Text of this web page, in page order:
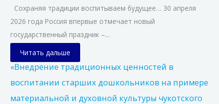
Сохраняя традиции воспитываем будущее… 30 апреля
2026 года Россия впервые отмечает новый
государственный праздник –...
Читать дальше
«Внедрение традиционных ценностей в
воспитании старших дошкольников на примере
материальной и духовной культуры чукотского